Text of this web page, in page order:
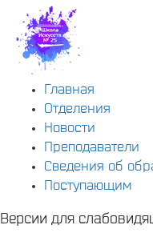
Главная
Отделения
Новости
Преподаватели
Сведения об
Поступающим
Версии для